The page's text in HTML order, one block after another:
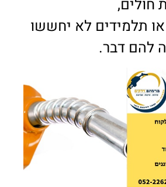
חולים,
תלמידים לא יחששו
להם דבר.